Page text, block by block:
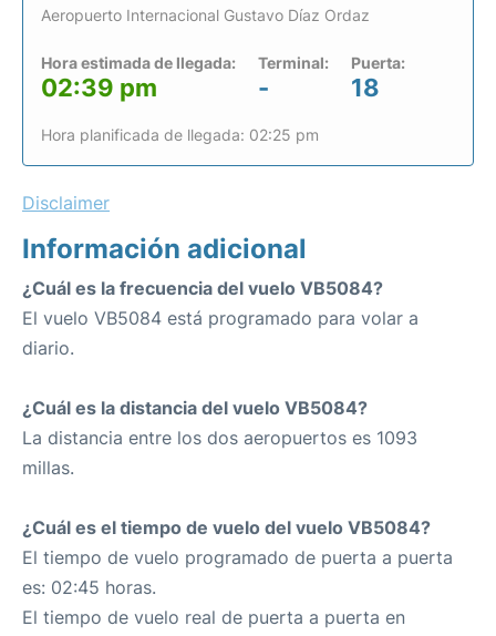
Aeropuerto Internacional Gustavo Díaz Ordaz
Hora estimada de llegada:
02:39 pm
Terminal:
-
Puerta:
18
Hora planificada de llegada: 02:25 pm
Disclaimer
Información adicional
¿Cuál es la frecuencia del vuelo VB5084?
El vuelo VB5084 está programado para volar a
diario.
¿Cuál es la distancia del vuelo VB5084?
La distancia entre los dos aeropuertos es 1093
millas.
¿Cuál es el tiempo de vuelo del vuelo VB5084?
El tiempo de vuelo programado de puerta a puerta
es: 02:45 horas.
El tiempo de vuelo real de puerta a puerta en